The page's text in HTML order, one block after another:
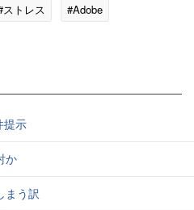
ストレス
#Adobe
提示
か
まう訳